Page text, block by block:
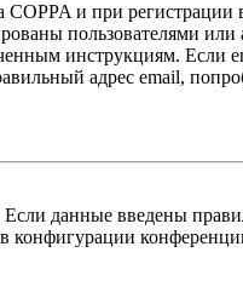
и при регистрации
пользователями или
инструкциям. Если
адрес email,
данные введены